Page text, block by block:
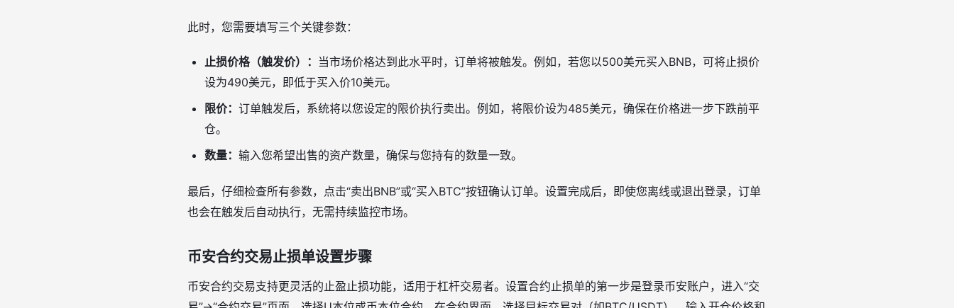
此时，您需要填写三个关键参数：
止损价格（触发价）： 当市场价格达到此水平时，订单将被触发。例如，若您以500美元买入BNB，可将止损价
设为490美元，即低于买入价10美元。
限价： 订单触发后，系统将以您设定的限价执行卖出。例如，将限价设为485美元，确保在价格进一步下跌前平
仓。
数量： 输入您希望出售的资产数量，确保与您持有的数量一致。
最后，仔细检查所有参数，点击“卖出BNB”或“买入BTC”按钮确认订单。设置完成后，即使您离线或退出登录，订单
也会在触发后自动执行，无需持续监控市场。
币安合约交易止损单设置步骤
币安合约交易支持更灵活的止盈止损功能，适用于杠杆交易者。设置合约止损单的第一步是登录币安账户，进入“交